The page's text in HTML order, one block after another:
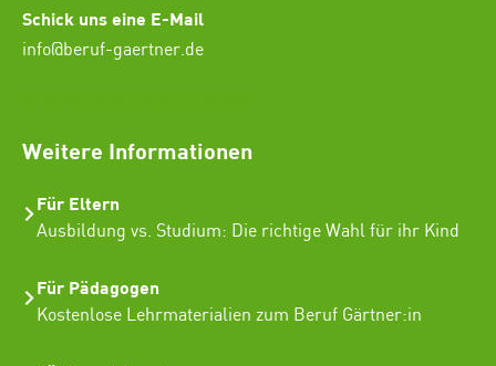
Schick uns eine E-Mail
info@beruf-gaertner.de
Weitere Informationen
Für Eltern
Ausbildung vs. Studium: Die richtige Wahl für ihr Kind
Für Pädagogen
Kostenlose Lehrmaterialien zum Beruf Gärtner:in